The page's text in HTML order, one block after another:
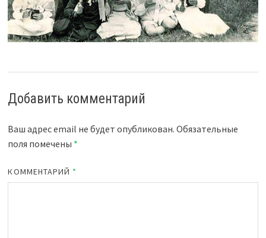
Добавить комментарий
Ваш адрес email не будет опубликован. Обязательные
поля помечены *
КОММЕНТАРИЙ *